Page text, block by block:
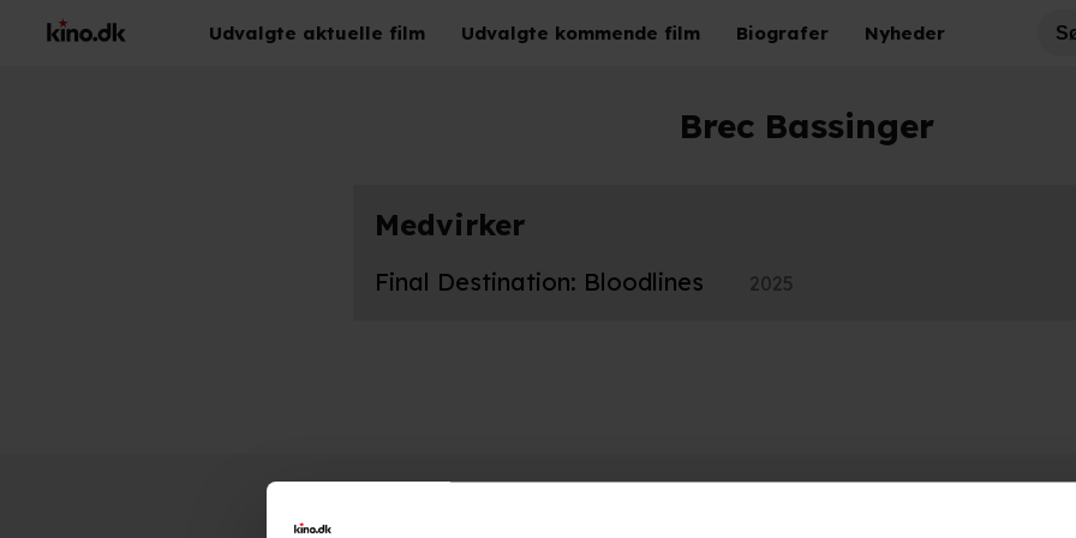
Udvalgte aktuelle film Udvalgte kommende film Biografer Nyheder
Brec Bassinger
Medvirker
Final Destination: Bloodlines 2025
Hold dig opdateret